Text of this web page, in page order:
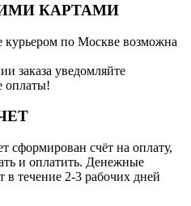
КАРТАМИ
курьером по Москве возможна
уведомляйте
оплаты!
сформирован счёт на оплату,
и оплатить. Денежные
в течение 2-3 рабочих дней